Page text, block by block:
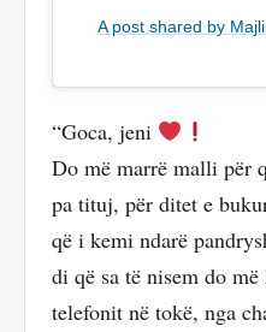
A post shared by
“Goca, jeni
Do më marrë malli për
pa tituj, për ditet e
që i kemi ndarë
di që sa të nisem do
telefonit në tokë, nga